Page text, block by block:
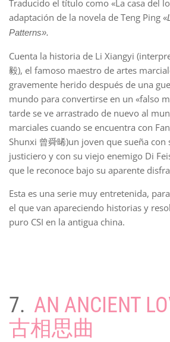
Traducido el título como «La casa del
adaptación de la novela de Teng Ping «
Patterns».
Cuenta la historia de Li Xiangyi
毅), el famoso maestro de artes
gravemente herido después de una
mundo para convertirse en un «falso
tarde se ve arrastrado de nuevo al
marciales cuando se encuentra con
Shunxi 曾舜晞)un joven que sueña con
justiciero y con su viejo enemigo Di
que le reconoce bajo su aparente
Esta es una serie muy entretenida,
el que van apareciendo historias y
puro CSI en la antigua china.
7. AN ANCIENT
古相思曲